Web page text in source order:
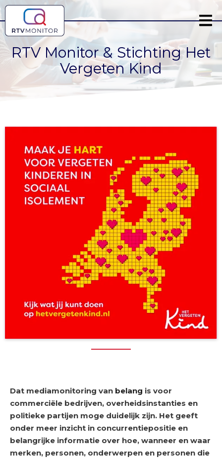
RTV Monitor & Stichting Het
Vergeten Kind
Dat mediamonitoring van belang is voor
commerciële bedrijven, overheidsinstanties en
politieke partijen moge duidelijk zijn. Het geeft
onder meer inzicht in concurrentiepositie en
belangrijke informatie over hoe, wanneer en waar
merken, personen, onderwerpen en personen die